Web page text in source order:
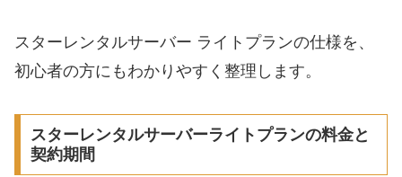
スターレンタルサーバー ライトプランの仕様を、
初心者の方にもわかりやすく整理します。
スターレンタルサーバーライトプランの料金と
契約期間